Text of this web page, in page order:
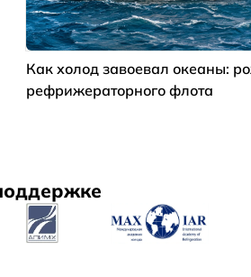
Как холод завоевал океаны:
рефрижераторного флота